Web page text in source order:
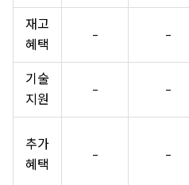
재고
혜택
- -
기술
지원
- -
추가
혜택
- -